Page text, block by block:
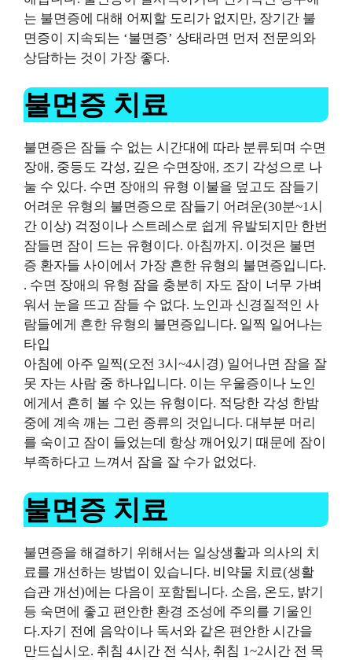
는 불면증에 대해 어찌할 도리가 없지만, 장기간 불
면증이 지속되는 ‘불면증’ 상태라면 먼저 전문의와
상담하는 것이 가장 좋다.
불면증 치료
불면증은 잠들 수 없는 시간대에 따라 분류되며 수면
장애, 중등도 각성, 깊은 수면장애, 조기 각성으로 나
눌 수 있다. 수면 장애의 유형 이불을 덮고도 잠들기
어려운 유형의 불면증으로 잠들기 어려운(30분~1시
간 이상) 걱정이나 스트레스로 쉽게 유발되지만 한번
잠들면 잠이 드는 유형이다. 아침까지. 이것은 불면
증 환자들 사이에서 가장 흔한 유형의 불면증입니다.
. 수면 장애의 유형 잠을 충분히 자도 잠이 너무 가벼
워서 눈을 뜨고 잠들 수 없다. 노인과 신경질적인 사
람들에게 흔한 유형의 불면증입니다. 일찍 일어나는
타입
아침에 아주 일찍(오전 3시~4시경) 일어나면 잠을 잘
못 자는 사람 중 하나입니다. 이는 우울증이나 노인
에게서 흔히 볼 수 있는 유형이다. 적당한 각성 한밤
중에 계속 깨는 그런 종류의 것입니다. 대부분 머리
를 숙이고 잠이 들었는데 항상 깨어있기 때문에 잠이
부족하다고 느껴서 잠을 잘 수가 없었다.
불면증 치료
불면증을 해결하기 위해서는 일상생활과 의사의 치
료를 개선하는 방법이 있습니다. 비약물 치료(생활
습관 개선)에는 다음이 포함됩니다. 소음, 온도, 밝기
등 숙면에 좋고 편안한 환경 조성에 주의를 기울인
다.자기 전에 음악이나 독서와 같은 편안한 시간을
만드십시오. 취침 4시간 전 식사, 취침 1~2시간 전 목